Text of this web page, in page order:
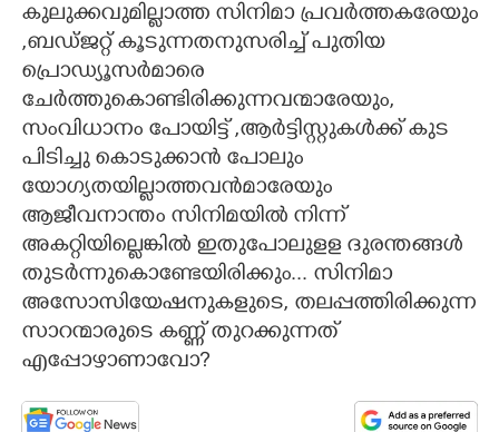
കുലുക്കവുമില്ലാത്ത സിനിമാ പ്രവർത്തകരേയും
,ബഡ്ജറ്റ് കൂടുന്നതനുസരിച്ച് പുതിയ
പ്രൊഡ്യൂസർമാരെ
ചേർത്തുകൊണ്ടിരിക്കുന്നവന്മാരേയും,
സംവിധാനം പോയിട്ട് ,ആർട്ടിസ്റ്റുകൾക്ക് കുട
പിടിച്ചു കൊടുക്കാൻ പോലും
യോഗ്യതയില്ലാത്തവൻമാരേയും
ആജീവനാന്തം സിനിമയിൽ നിന്ന്
അകറ്റിയില്ലെങ്കിൽ ഇതുപോലുളള ദുരന്തങ്ങൾ
തുടർന്നുകൊണ്ടേയിരിക്കും... സിനിമാ
അസോസിയേഷനുകളുടെ, തലപ്പത്തിരിക്കുന്ന
സാറന്മാരുടെ കണ്ണ് തുറക്കുന്നത്
എപ്പോഴാണാവോ?